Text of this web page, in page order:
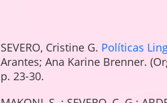
SEVERO, Cristine G. Políticas
Arantes; Ana Karine Brenner.
p. 23-30.